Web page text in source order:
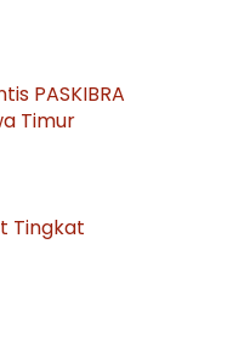
PASKIBRA
Timur
Tingkat